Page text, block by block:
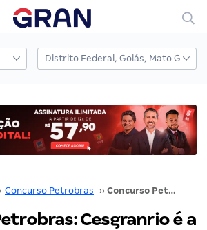
Concurso Petrobras ›› Concurso Petrobras: Cesgranrio é a banca. Entenda!
Cesgranrio é a